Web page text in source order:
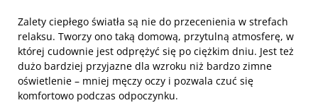
Zalety ciepłego światła są nie do przecenienia w strefach
relaksu. Tworzy ono taką domową, przytulną atmosferę, w
której cudownie jest odprężyć się po ciężkim dniu. Jest też
dużo bardziej przyjazne dla wzroku niż bardzo zimne
oświetlenie – mniej męczy oczy i pozwala czuć się
komfortowo podczas odpoczynku.